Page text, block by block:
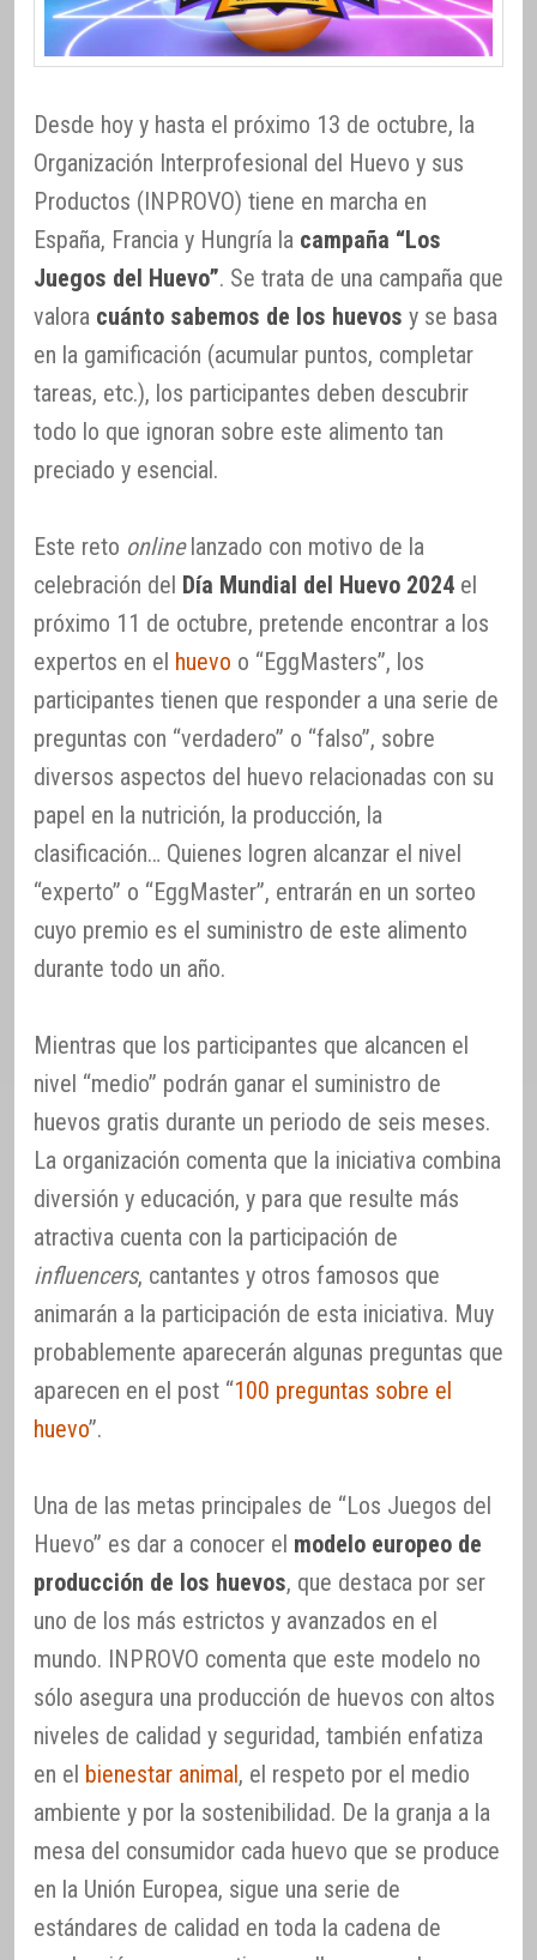
Desde hoy y hasta el próximo 13 de octubre, la
Organización Interprofesional del Huevo y sus
Productos (INPROVO) tiene en marcha en
España, Francia y Hungría la campaña “Los
Juegos del Huevo”. Se trata de una campaña que
valora cuánto sabemos de los huevos y se basa
en la gamificación (acumular puntos, completar
tareas, etc.), los participantes deben descubrir
todo lo que ignoran sobre este alimento tan
preciado y esencial.
Este reto onlinelanzado con motivo de la
celebración del Día Mundial del Huevo 2024 el
próximo 11 de octubre, pretende encontrar a los
expertos en el huevo o “EggMasters”, los
participantes tienen que responder a una serie de
preguntas con “verdadero” o “falso”, sobre
diversos aspectos del huevo relacionadas con su
papel en la nutrición, la producción, la
clasificación… Quienes logren alcanzar el nivel
“experto” o “EggMaster”, entrarán en un sorteo
cuyo premio es el suministro de este alimento
durante todo un año.
Mientras que los participantes que alcancen el
nivel “medio” podrán ganar el suministro de
huevos gratis durante un periodo de seis meses.
La organización comenta que la iniciativa combina
diversión y educación, y para que resulte más
atractiva cuenta con la participación de
influencers, cantantes y otros famosos que
animarán a la participación de esta iniciativa. Muy
probablemente aparecerán algunas preguntas que
aparecen en el post “100 preguntas sobre el
huevo”.
Una de las metas principales de “Los Juegos del
Huevo” es dar a conocer el modelo europeo de
producción de los huevos, que destaca por ser
uno de los más estrictos y avanzados en el
mundo. INPROVO comenta que este modelo no
sólo asegura una producción de huevos con altos
niveles de calidad y seguridad, también enfatiza
en el bienestar animal, el respeto por el medio
ambiente y por la sostenibilidad. De la granja a la
mesa del consumidor cada huevo que se produce
en la Unión Europea, sigue una serie de
estándares de calidad en toda la cadena de